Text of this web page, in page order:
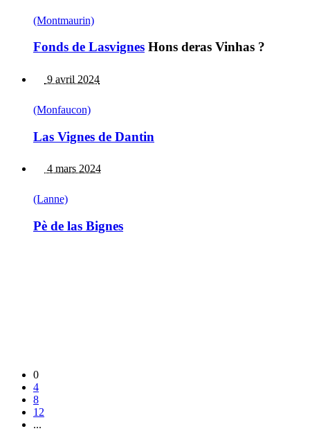
(Montmaurin)
Fonds de Lasvignes Hons deras Vinhas ?
9 avril 2024
(Monfaucon)
Las Vignes de Dantin
4 mars 2024
(Lanne)
Pè de las Bignes
0
4
8
12
...